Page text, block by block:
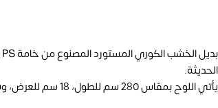
الحديثة.
يأتي اللوح بمقاس 280 سم للطول، 18 سم للعرض، وسُمك 12 مم، ما يجعله مثاليًا لتغطية المساحات بسلاسة وأناقة.